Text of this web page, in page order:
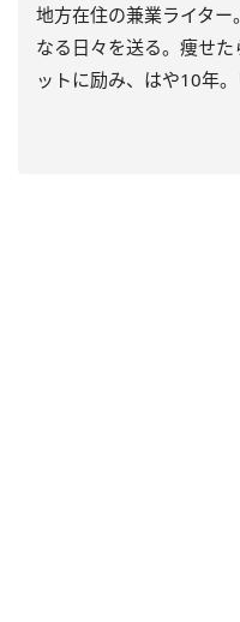
地方在住の兼業ライタ
なる日々を送る。痩せ
ットに励み、はや10年